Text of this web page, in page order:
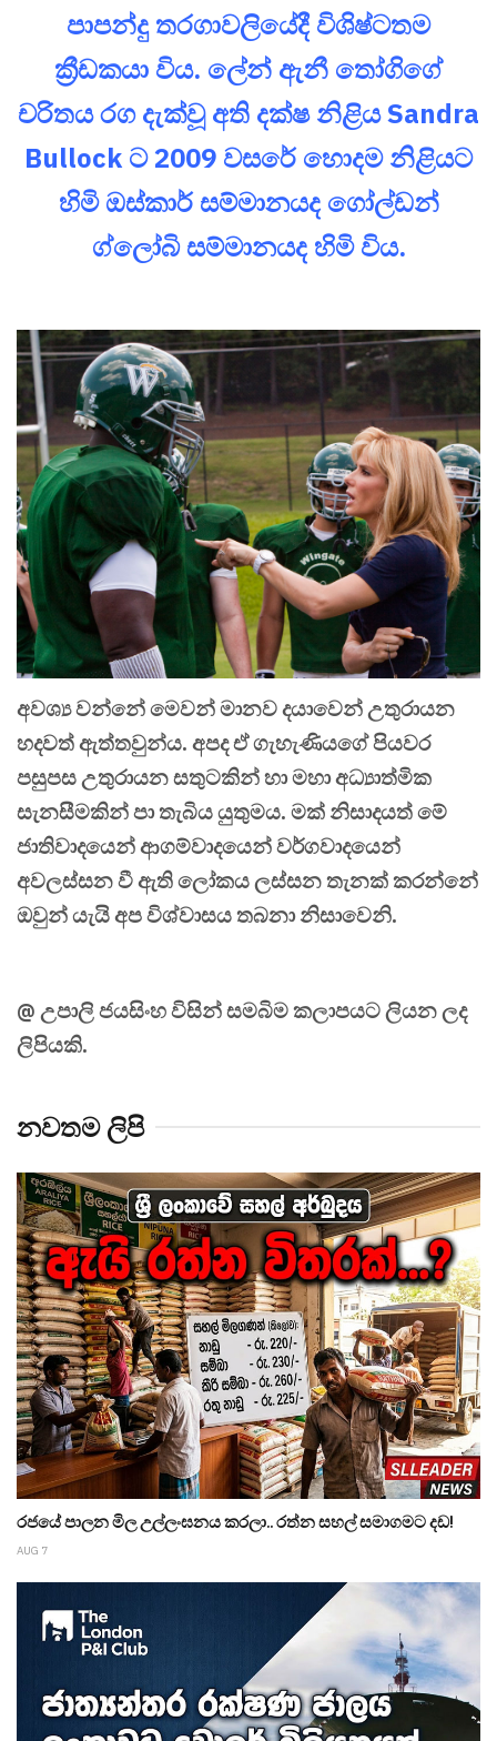
පාපන්දු තරගාවලියේදී විශිෂ්ටතම
ක්‍රීඩකයා විය. ලේන් ඇනී තෝගිගේ
චරිතය රග දැක්වූ අති දක්ෂ නිළිය Sandra
Bullock ට 2009 වසරේ හොදම නිළියට
හිමි ඔස්කාර් සම්මානයද ගෝල්ඩන්
ග්ලෝබි සම්මානයද හිමි විය.
අවශ්‍ය වන්නේ මෙවන් මානව දයාවෙන් උතුරායන
හදවත් ඇත්තවුන්ය. අපද ඒ ගැහැණියගේ පියවර
පසුපස උතුරායන සතුටකින් හා මහා අධ්‍යාත්මික
සැනසීමකින් පා තැබිය යුතුමය. මක් නිසාදයත් මේ
ජාතිවාදයෙන් ආගම්වාදයෙන් වර්ගවාදයෙන්
අවලස්සන වී ඇති ලෝකය ලස්සන තැනක් කරන්නේ
ඔවුන් යැයි අප විශ්වාසය තබනා නිසාවෙනි.
@ උපාලි ජයසිංහ විසින් සමබිම කලාපයට ලියන ලද
ලිපියකි.
නවතම ලිපි
රජයේ පාලන මිල උල්ලංඝනය කරලා.. රත්න සහල් සමාගමට දඩ!
AUG 7